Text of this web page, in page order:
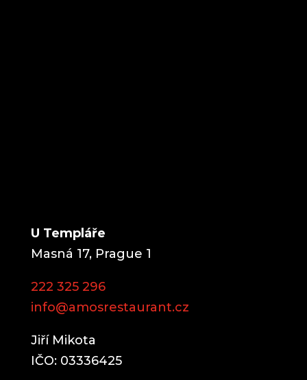
U Templáře
Masná 17, Prague 1
222 325 296
info@amosrestaurant.cz
Jiří Mikota
IČO: 03336425